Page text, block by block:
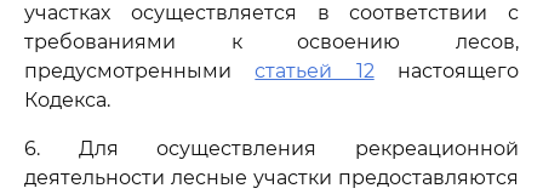
участках осуществляется в соответствии с
требованиями к освоению лесов,
предусмотреннымистатьей 12настоящего
Кодекса.
6. Для осуществления рекреационной
деятельности лесные участки предоставляются